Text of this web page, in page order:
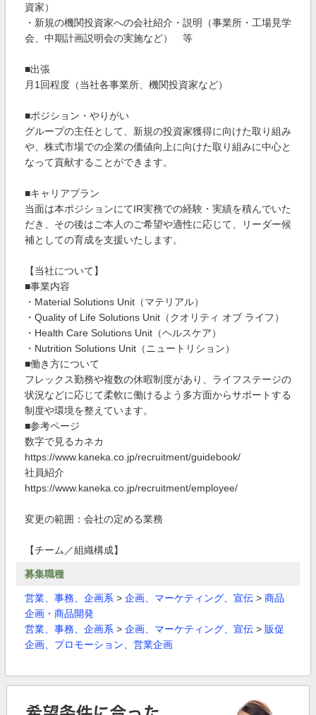
資家）
・新規の機関投資家への会社紹介・説明（事業所・工場見学
会、中期計画説明会の実施など） 等
■出張
月1回程度（当社各事業所、機関投資家など）
■ポジション・やりがい
グループの主任として、新規の投資家獲得に向けた取り組み
や、株式市場での企業の価値向上に向けた取り組みに中心と
なって貢献することができます。
■キャリアプラン
当面は本ポジションにてIR実務での経験・実績を積んでいた
だき、その後はご本人のご希望や適性に応じて、リーダー候
補としての育成を支援いたします。
【当社について】
■事業内容
・Material Solutions Unit（マテリアル）
・Quality of Life Solutions Unit（クオリティ オブ ライフ）
・Health Care Solutions Unit（ヘルスケア）
・Nutrition Solutions Unit（ニュートリション）
■働き方について
フレックス勤務や複数の休暇制度があり、ライフステージの
状況などに応じて柔軟に働けるよう多方面からサポートする
制度や環境を整えています。
■参考ページ
数字で見るカネカ
https://www.kaneka.co.jp/recruitment/guidebook/
社員紹介
https://www.kaneka.co.jp/recruitment/employee/
変更の範囲：会社の定める業務
【チーム／組織構成】
募集職種
営業、事務、企画系 > 企画、マーケティング、宣伝 > 商品
企画・商品開発
営業、事務、企画系 > 企画、マーケティング、宣伝 > 販促
企画、プロモーション、営業企画